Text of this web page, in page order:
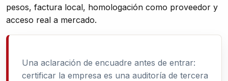
pesos, factura local, homologación como proveedor y
acceso real a mercado.
Una aclaración de encuadre antes de entrar:
certificar la empresa es una auditoría de tercera